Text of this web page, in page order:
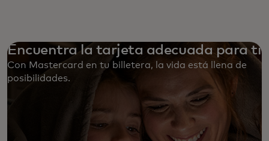
Encuentra la tarjeta adecuada para ti
Con Mastercard en tu billetera, la vida está llena de
posibilidades. ‎